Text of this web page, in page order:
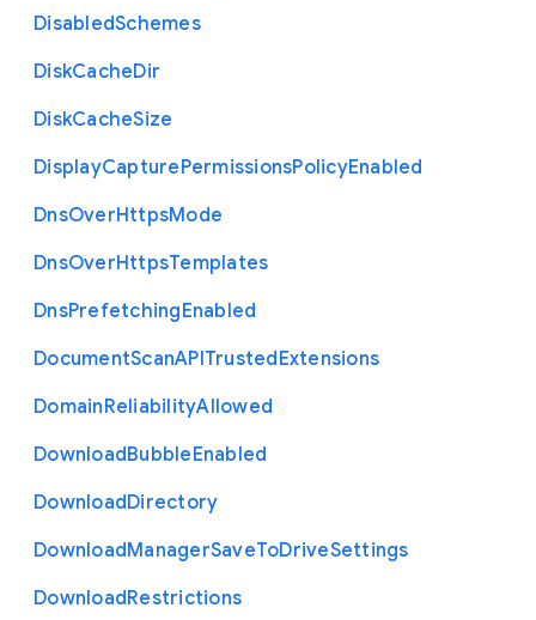
DisabledSchemes
DiskCacheDir
DiskCacheSize
DisplayCapturePermissionsPolicyEnabled
DnsOverHttpsMode
DnsOverHttpsTemplates
DnsPrefetchingEnabled
DocumentScanAPITrustedExtensions
DomainReliabilityAllowed
DownloadBubbleEnabled
DownloadDirectory
DownloadManagerSaveToDriveSettings
DownloadRestrictions